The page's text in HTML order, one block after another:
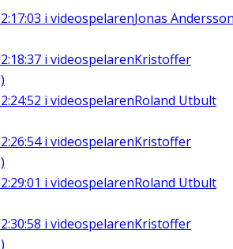
i videospelarenJonas
i videospelarenKristoffer
i videospelarenRoland Utbult
i videospelarenKristoffer
i videospelarenRoland Utbult
i videospelarenKristoffer